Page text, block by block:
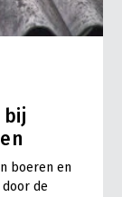
bij
boeren en
de